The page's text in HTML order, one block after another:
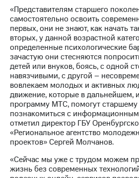
и акционерам
Корпоративное
управление
Корпоративный
секретарь
Раскрытие
информации
Информация
акционерам
Документы
ПАО
"МТС"
Собрания
акционеров
Личный
кабинет
акционера
«Представителям старшего
самостоятельно освоить
первых, они не знают, как начать
вторых, у данной возрастной
определенные психологические
зачастую они стесняются
детей или внуков, боясь, с одной
навязчивыми, с другой –
вовлекаем молодых и активных
движение, которые в дальнейшем,
программу МТС, помогут
познакомиться с
отметил директор ГБУ
«Региональное агентство
проектов» Сергей Молчанов.
«Сейчас мы уже с трудом можем
жизнь без современных